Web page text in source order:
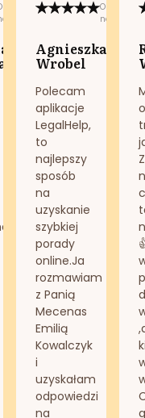
na:
Agnieszka
Wrobel
Polecam
aplikacje
LegalHelp,
to
najlepszy
sposób
na
uzyskanie
szybkiej
porady
online.Ja
rozmawiam
z Panią
Mecenas
Emilią
Kowalczyk
i
uzyskałam
odpowiedzi
na